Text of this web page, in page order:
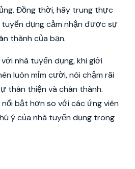
Đồng thời, hãy trung thực
tuyển dụng cảm nhận được sự
thành của bạn.
nhà tuyển dụng, khi giới
luôn mỉm cười, nói chậm rãi
thân thiện và chân thành.
bật hơn so với các ứng viên
ý của nhà tuyển dụng trong